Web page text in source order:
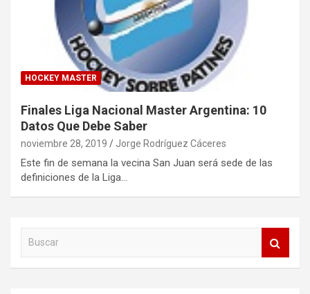
HOCKEY MASTER
Finales Liga Nacional Master Argentina: 10
Datos Que Debe Saber
noviembre 28, 2019 Jorge Rodríguez Cáceres
Este fin de semana la vecina San Juan será sede de las
definiciones de la Liga…